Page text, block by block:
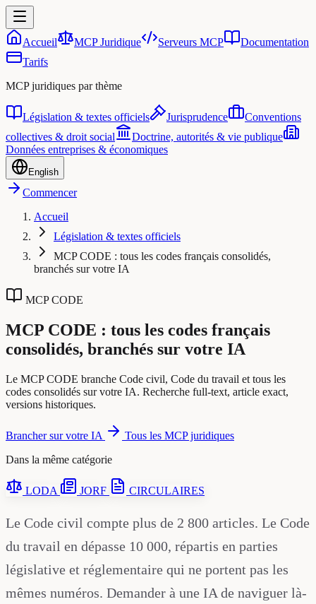
Accueil MCP Juridique Serveurs MCP
Documentation
Tarifs
MCP juridiques par thème
Législation & textes officiels Jurisprudence
Conventions
collectives & droit social
Doctrine, autorités & vie publique
Données entreprises & économiques
English
Commencer
Accueil
Législation & textes officiels
MCP CODE : tous les codes français consolidés,
branchés sur votre IA
MCP CODE
MCP CODE : tous les codes français
consolidés, branchés sur votre IA
Le MCP CODE branche Code civil, Code du travail et tous les
codes consolidés sur votre IA. Recherche full-text, article exact,
versions historiques.
Brancher sur votre IA
Tous les MCP juridiques
Dans la même catégorie
LODA JORF CIRCULAIRES
Le Code civil compte plus de 2 800 articles. Le Code
du travail en dépasse 10 000, répartis en parties
législative et réglementaire qui ne portent pas les
mêmes numéros. Demander à une IA de naviguer là-